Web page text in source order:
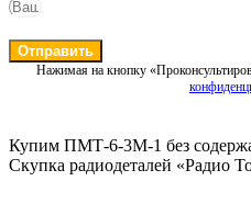
Отправить
Нажимая на кнопку
Купим ПМТ-6-3М-1 без
Скупка радиодеталей «Радио